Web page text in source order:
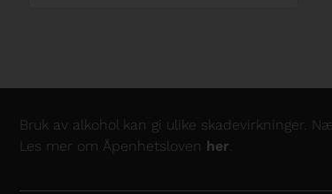
Bruk av alkohol kan gi ulike skadevirkninger.
Les mer om Åpenhetsloven her.